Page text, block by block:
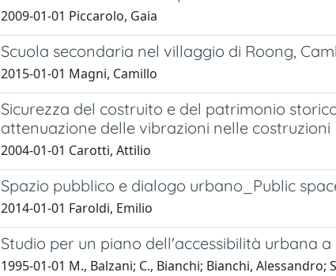
2009-01-01 Piccarolo, Gaia
Scuola secondaria nel villaggio di Roong,
2015-01-01 Magni, Camillo
Sicurezza del costruito e del patrimonio
attenuazione delle vibrazioni nelle costruzioni
2004-01-01 Carotti, Attilio
Spazio pubblico e dialogo urbano_Public
2014-01-01 Faroldi, Emilio
Studio per un piano dell'accessibilità urbana
1995-01-01 M., Balzani; C., Bianchi; Bianchi, Alessandro;